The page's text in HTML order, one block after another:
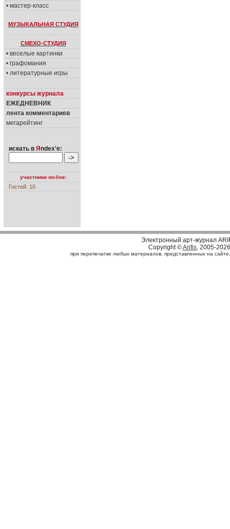
• мастер-класс
МУЗЫКАЛЬНАЯ СТУДИЯ
СМЕХО-СТУДИЯ
• веселые картинки
• графомания
• литературные игры
конкурсы журнала
ЕЖЕДНЕВНИК
лента комментариев
мегарейтинг
искать в Я ndex'е:
участники on-line:
Гостей: 10
Электронный арт-журнал
Copyright ©Arifis, 2005-2026
при перепечатке любых материалов, представленных на